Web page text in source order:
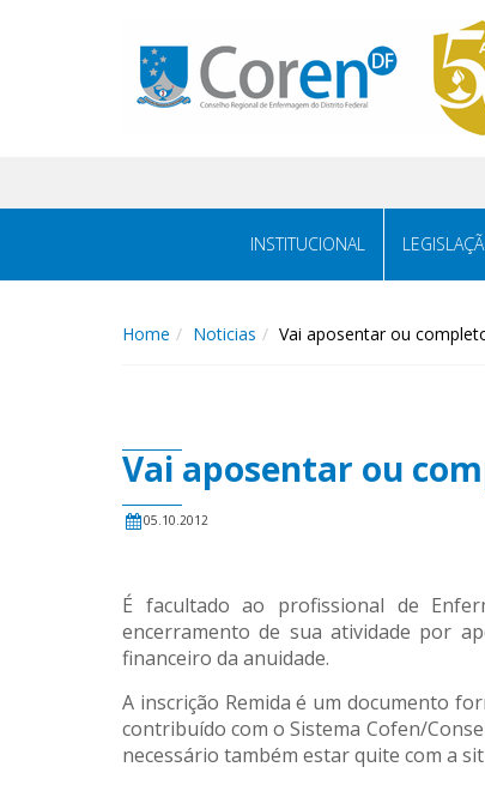
INSTITUCIONAL
Home Noticias Vai aposentar ou
Vai aposentar ou
05.10.2012
É facultado ao profissional de
encerramento de sua atividade por
financeiro da anuidade.
A inscrição Remida é um documento
contribuído com o Sistema Cofen/
necessário também estar quite com a